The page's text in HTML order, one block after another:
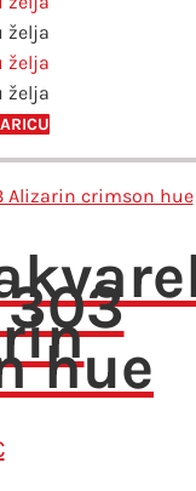
želja
želja
želja
hue